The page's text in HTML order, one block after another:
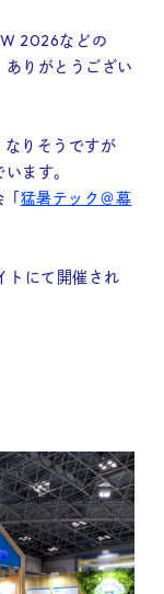
2026などの
りがとうござい
なりそうですが
ます。
猛暑テック＠幕
トにて開催され